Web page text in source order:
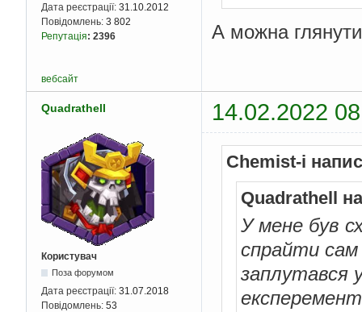
Дата реєстрації: 31.10.2012
Повідомлень: 3 802
Репутація: 2396 А можна
вебсайт
Quadrathell 14.02.2022
Користувач
Поза форумом
Дата реєстрації: 31.07.2018
Повідомлень: 53
Chemist-i
Quadrathell
У мене був
спрайти
заплутався